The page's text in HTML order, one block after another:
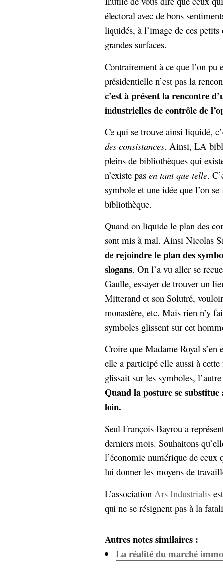
électoral avec de bons
liquidés, à l’image de ces
grandes surfaces.
Contrairement à ce que l’on pu
présidentielle n’est pas la
c’est à présent la rencontre
industrielles de contrôle de
Ce qui se trouve ainsi liquidé,
des consistances. Ainsi, LA
pleins de bibliothèques qui
n’existe pas en tant que telle.
symbole et une idée que l’on
bibliothèque.
Quand on liquide le plan des
sont mis à mal. Ainsi Nicolas
de rejoindre le plan des
slogans. On l’a vu aller se
Gaulle, essayer de trouver un
Mitterand et son Solutré,
monastère, etc. Mais rien n’y
symboles glissent sur cet
Croire que Madame Royal
elle a participé elle aussi à
glissait sur les symboles,
Quand la posture se substitue
loin.
Seul François Bayrou a
derniers mois. Souhaitons
l’économie numérique de
lui donner les moyens de
L’association Ars Industrialis
qui ne se résignent pas à la
Autres notes similaires :
La réalité du marché